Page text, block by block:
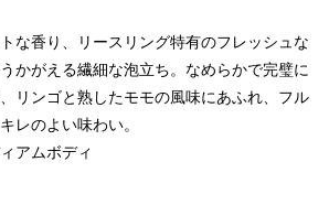
な香り、リースリング特有のフレッシュな
かがえる繊細な泡立ち。なめらかで完璧に
リンゴと熟したモモの風味にあふれ、フル
レのよい味わい。
アムボディ